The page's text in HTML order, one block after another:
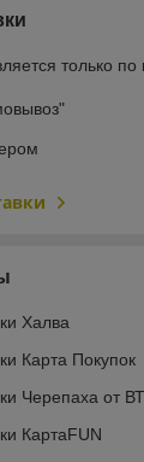
только по
Халва
Карта Покупок
Черепаха от
КартаFUN